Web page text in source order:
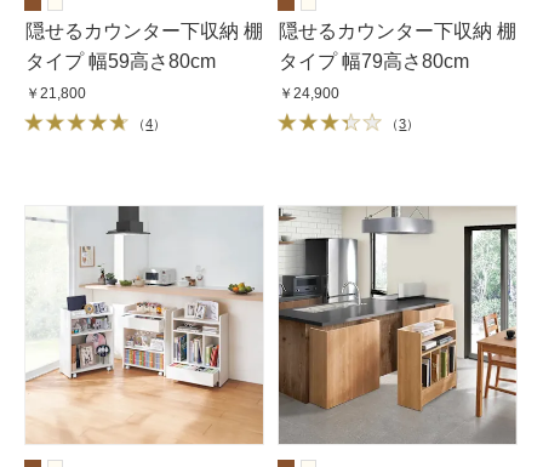
隠せるカウンター下収納 棚
タイプ 幅59高さ80cm
￥21,800
（4）
隠せるカウンター下収納 棚
タイプ 幅79高さ80cm
￥24,900
（3）